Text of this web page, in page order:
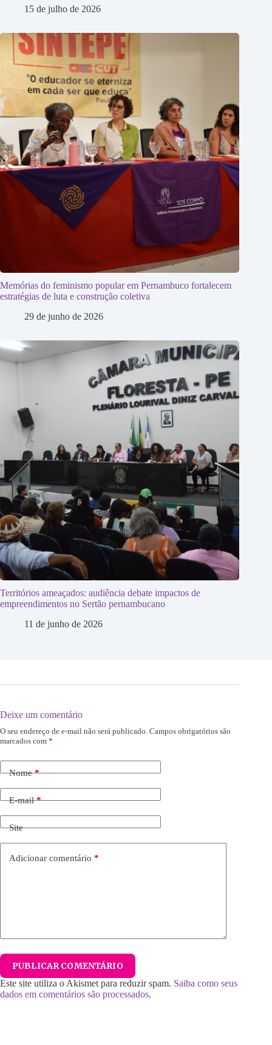
15 de julho de 2026
Memórias do feminismo popular em Pernambuco fortalecem
estratégias de luta e construção coletiva
29 de junho de 2026
Territórios ameaçados: audiência debate impactos de
empreendimentos no Sertão pernambucano
11 de junho de 2026
Deixe um comentário
O seu endereço de e-mail não será publicado. Campos obrigatórios são
marcados com *
Nome*
E-mail*
Site
Adicionar comentário *
PUBLICAR COMENTÁRIO
Este site utiliza o Akismet para reduzir spam. Saiba como seus
dados em comentários são processados.